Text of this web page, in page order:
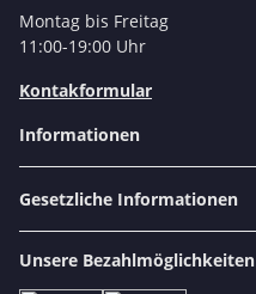
Montag bis Freitag
11:00-19:00 Uhr
Kontakformular
Informationen
Gesetzliche Informationen
Unsere Bezahlmöglichkeiten